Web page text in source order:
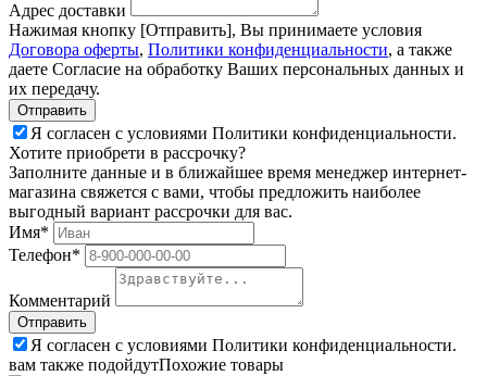
Адрес доставки
Нажимая кнопку [Отправить], Вы принимаете условия
Договора оферты, Политики конфиденциальности, а также
даете Согласие на обработку Ваших персональных данных и
их передачу.
Я согласен с условиями Политики конфиденциальности.
Хотите приобрети в рассрочку?
Заполните данные и в ближайшее время менеджер интернет-
магазина свяжется с вами, чтобы предложить наиболее
выгодный вариант рассрочки для вас.
Имя*
Телефон*
Комментарий
Я согласен с условиями Политики конфиденциальности.
вам также подойдутПохожие товары